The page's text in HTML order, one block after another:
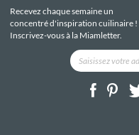
Recevez chaque semaine un
concentré d'inspiration cuilinaire !
Inscrivez-vous à la Miamletter.